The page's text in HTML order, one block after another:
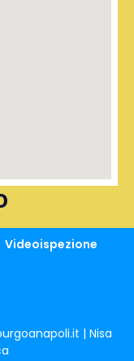
Videoispezione
| Nisa